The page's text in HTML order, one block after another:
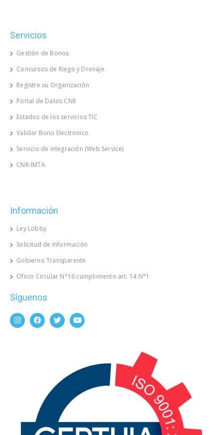
Servicios
Gestión de Bonos
Concursos de Riego y Drenaje
Registre su Organización
Portal de Datos CNR
Estados de los servicios TIC
Validar Bono Electronico
Servicio de integración (Web Service)
CNR-IMTA
Información
Ley Lobby
Solicitud de Información
Gobierno Transparente
Oficio Circular N°16 cumplimiento art. 14 N°1
Síguenos